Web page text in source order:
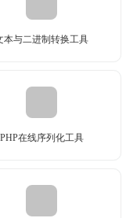
本与二进制转换工具
PHP在线序列化工具